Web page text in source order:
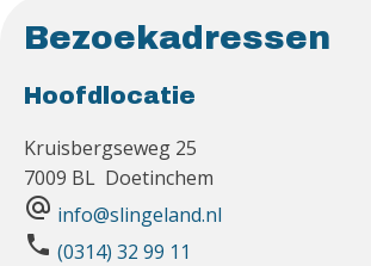
Bezoekadressen
Hoofdlocatie
Kruisbergseweg 25
7009 BL Doetinchem
alternate_email info@slingeland.nl
phone (0314) 32 99 11